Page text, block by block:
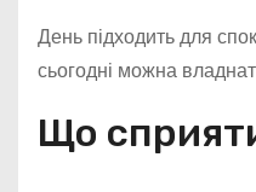
День підходить для
сьогодні можна
Що